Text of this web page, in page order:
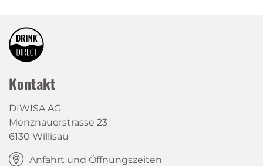
Kontakt
DIWISA AG
Menznauerstrasse 23
6130 Willisau
Anfahrt und Öffnungszeiten